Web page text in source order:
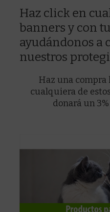
Haz click en
banners y con
ayudándonos a
nuestros
Haz una
cualquiera de
donará un